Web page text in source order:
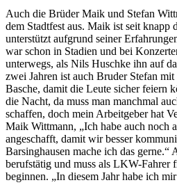
Auch die Brüder Maik und Stefan
dem Stadtfest aus. Maik ist seit knapp
unterstützt aufgrund seiner
war schon in Stadien und bei
unterwegs, als Nils Huschke ihn auf
zwei Jahren ist auch Bruder Stefan
Basche, damit die Leute sicher feiern
die Nacht, da muss man manchmal
schaffen, doch mein Arbeitgeber hat
Maik Wittmann, „Ich habe auch noch
angeschafft, damit wir besser
Barsinghausen mache ich das gerne.“
berufstätig und muss als LKW-Fahrer
beginnen. „In diesem Jahr habe ich